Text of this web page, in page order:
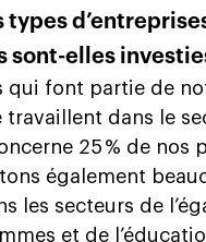
types
sont-elles
qui font partie de
travaillent dans le
25 % de nos
également
les secteurs de
et de